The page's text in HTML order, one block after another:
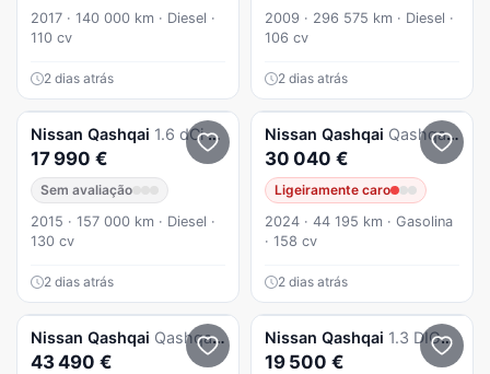
2017 · 140 000 km · Diesel ·
110 cv
2 dias atrás
2009 · 296 575 km · Diesel ·
106 cv
2 dias atrás
Nissan Qashqai 1.6 dCi N-Connecta 18 Xtronic
17 990 €
Sem avaliação
2015 · 157 000 km · Diesel ·
130 cv
2 dias atrás
Nissan Qashqai Qashqai 1.3 DIG-T N-Connecta LED+SKY Xtronic
30 040 €
Ligeiramente caro
2024 · 44 195 km · Gasolina
· 158 cv
2 dias atrás
Nissan Qashqai Qashqai 1.5 e-Power Evolve + Two Tone
43 490 €
Nissan Qashqai 1.3 DIG-T Tekna+
19 500 €